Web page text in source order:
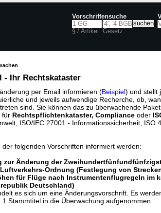
Vorschriftensuche
§ / Artikel Gesetz
- Ihr Rechtskataster
per Email informieren (Beispiel) und stellt
und jeweils aufwendige Recherche, ob,
sind. Sie können das zu überwachende
für Rechtspflichtenkataster, Compliance oder
ISO/IEC 27001 - Informationssicherheit, ISO
folgenden Vorschriften informiert werden:
zur Änderung der
Ordnung (Festlegung von
für Flüge nach Instrumentenflugregeln im
Deutschland)
es sich um eine Änderungsvorschrift. Es
Stammtitel in die Überwachung aufgenommen.